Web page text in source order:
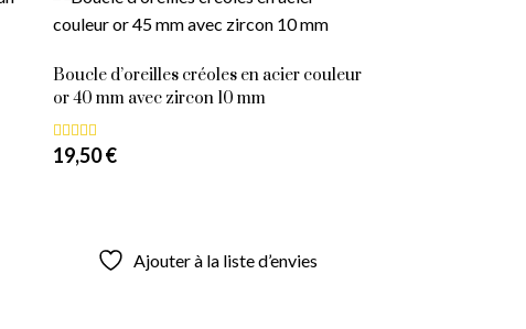
Boucle d’oreilles créoles en acier couleur
or 40 mm avec zircon 10 mm
Note
5.00
19,50€
Ajouter à la liste d’envies